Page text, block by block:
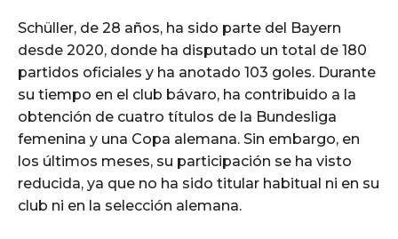
Schüller, de 28 años, ha sido parte del Bayern
desde 2020, donde ha disputado un total de 180
partidos oficiales y ha anotado 103 goles. Durante
su tiempo en el club bávaro, ha contribuido a la
obtención de cuatro títulos de la Bundesliga
femenina y una Copa alemana. Sin embargo, en
los últimos meses, su participación se ha visto
reducida, ya que no ha sido titular habitual ni en su
club ni en la selección alemana.